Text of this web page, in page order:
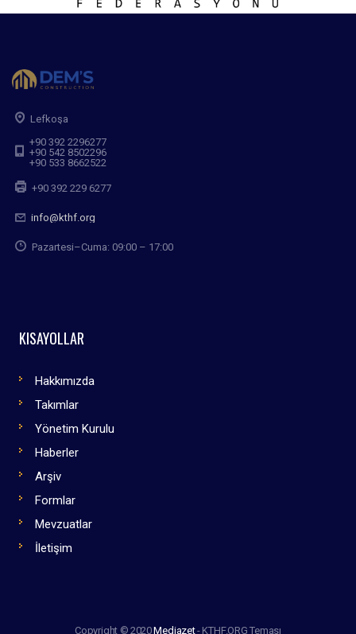
Lefkoşa
+90 392 2296277
+90 542 8502296
+90 533 8662522
+90 392 229 6277
info@kthf.org
Pazartesi–Cuma: 09:00 – 17:00
KISAYOLLAR
Hakkımızda
Takımlar
Yönetim Kurulu
Haberler
Arşiv
Formlar
Mevzuatlar
İletişim
Copyright © 2020Mediazet- KTHF.ORG Teması